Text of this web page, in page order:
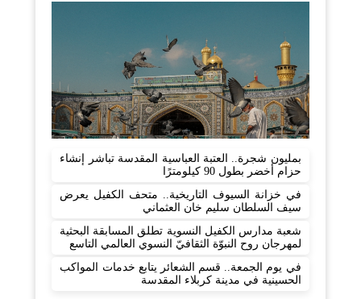
بمليون شجرة.. العتبة العباسية المقدسة تباشر إنشاء
حزام أخضر بطول 90 كيلومترًا
في خزانة السيوف التاريخية.. متحف الكفيل يعرض
سيف السلطان سليم خان العثماني
شعبة مدارس الكفيل النسوية تطلق المسابقة البحثية
لمهرجان روح النبوّة الثقافيّ النسوي العالمي التاسع
في يوم الجمعة.. قسم الشعائر يتابع خدمات المواكب
الحسينية في مدينة كربلاء المقدسة